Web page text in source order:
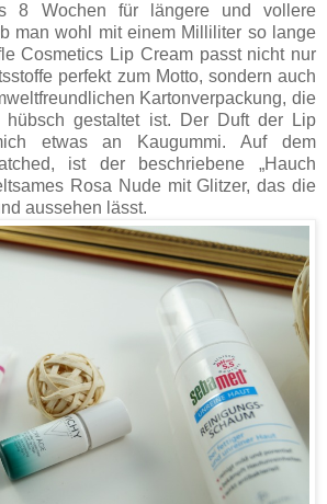
8 Wochen für längere und vollere
man wohl mit einem Milliliter so lange
Cosmetics Lip Cream passt nicht nur
perfekt zum Motto, sondern auch
Kartonverpackung, die
hübsch gestaltet ist. Der Duft der Lip
etwas an Kaugummi. Auf dem
ist der beschriebene „Hauch
Rosa Nude mit Glitzer, das die
aussehen lässt.